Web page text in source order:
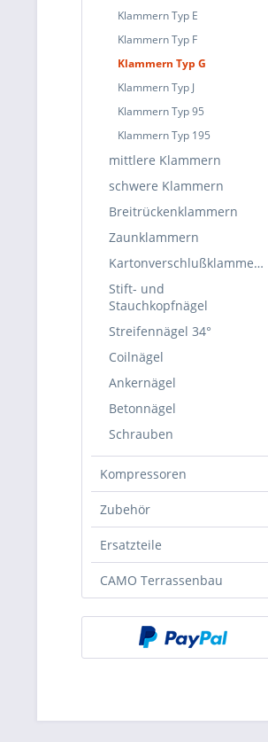
Klammern Typ E
Klammern Typ F
Klammern Typ G
Klammern Typ J
Klammern Typ 95
Klammern Typ 195
mittlere Klammern
schwere Klammern
Breitrückenklammern
Zaunklammern
Kartonverschlußklammern
Stift- und
Stauchkopfnägel
Streifennägel 34°
Coilnägel
Ankernägel
Betonnägel
Schrauben
Kompressoren
Zubehör
Ersatzteile
CAMO Terrassenbau